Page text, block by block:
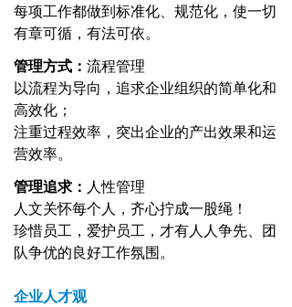
每项工作都做到标准化、规范化，使一切
有章可循，有法可依。
管理方式： 流程管理
以流程为导向，追求企业组织的简单化和
高效化；
注重过程效率，突出企业的产出效果和运
营效率。
管理追求： 人性管理
人文关怀每个人，齐心拧成一股绳！
珍惜员工，爱护员工，才有人人争先、团
队争优的良好工作氛围。
企业人才观